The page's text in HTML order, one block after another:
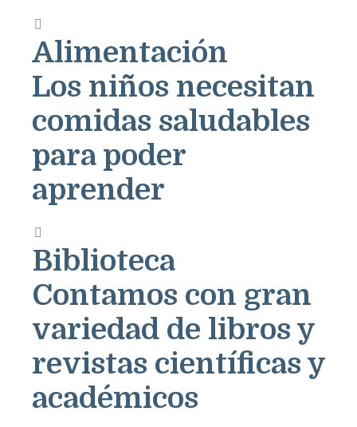
Alimentación
Los niños necesitan
comidas saludables
para poder
aprender
Biblioteca
Contamos con gran
variedad de libros y
revistas científicas y
académicos